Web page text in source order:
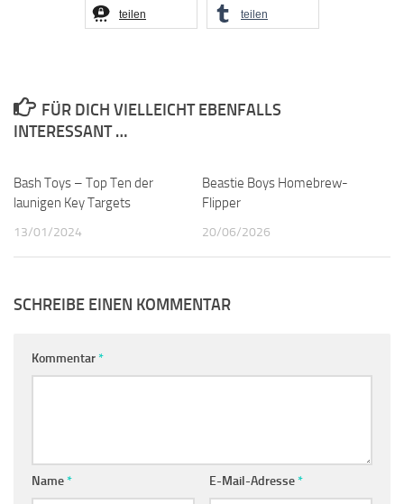
teilen teilen
FÜR DICH VIELLEICHT EBENFALLS
INTERESSANT …
Bash Toys – Top Ten der
launigen Key Targets
13/01/2024
Beastie Boys Homebrew-
Flipper
20/06/2026
SCHREIBE EINEN KOMMENTAR
Kommentar*
Name* E-Mail-Adresse*